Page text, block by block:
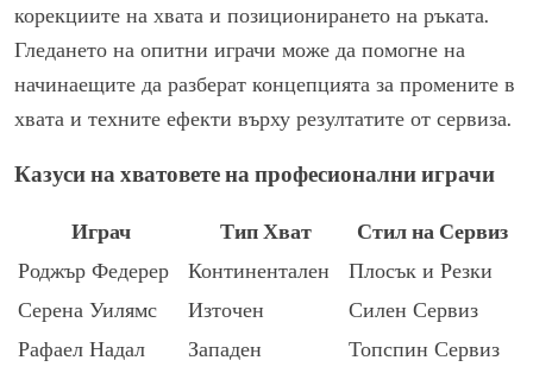
корекциите на хвата и позиционирането на ръката.
Гледането на опитни играчи може да помогне на
начинаещите да разберат концепцията за промените в
хвата и техните ефекти върху резултатите от сервиза.
Казуси на хватовете на професионални играчи
Играч Тип Хват
Стил на Сервиз
Роджър Федерер
Континентален
Плосък и Резки
Серена Уилямс
Източен
Силен Сервиз
Рафаел Надал
Западен Топспин Сервиз